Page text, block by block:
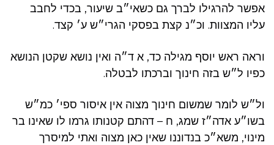
אפשר להרגילו לברך גם כשאי״ב שיעור, בכדי לחבב
עליו המצוות. וכ״נ קצת בפסקי הגרי״ש ע׳ קצד.
וראה ראש יוסף מגילה כד, א ד״ה ואין נושא שקטן הנושא
כפיו ל״ש בזה חינוך וברכתו לבטלה.
ול״ש לומר שמשום חינוך מצוה אין איסור ספי׳ כמ״ש
בשו״ע אדה״ז שמג, ח – דהתם קטנותו גרמו לו שאינו בר
מינוי, משא״כ בנדוננו שאין כאן מצוה ואתי למיסרך